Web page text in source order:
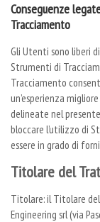
Conseguenze
Tracciamento
Gli Utenti sono liberi
Strumenti di
Tracciamento
un’esperienza
delineate nel
bloccare l’utilizzo di
essere in grado di
Titolare del
Titolare: il Titolare
Engineering srl (via